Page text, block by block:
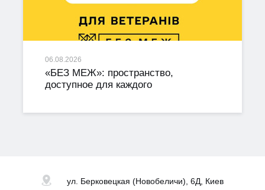
06.08.2026
«БЕЗ МЕЖ»: пространство,
доступное для каждого
ул. Берковецкая (Новобеличи), 6Д, Киев